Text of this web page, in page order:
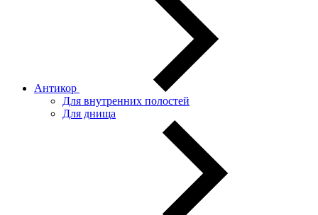
Антикор
Для внутренних полостей
Для днища